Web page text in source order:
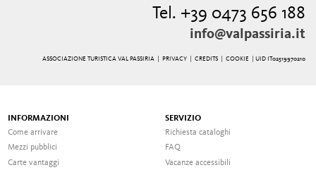
Tel. +39 0473 656 188
info@valpassiria.it
ASSOCIAZIONE TURISTICA VAL PASSIRIA | PRIVACY| CREDITS| COOKIE | UID IT02519970210
INFORMAZIONI
Come arrivare
Mezzi pubblici
Carte vantaggi
SERVIZIO
Richiesta cataloghi
FAQ
Vacanze accessibili